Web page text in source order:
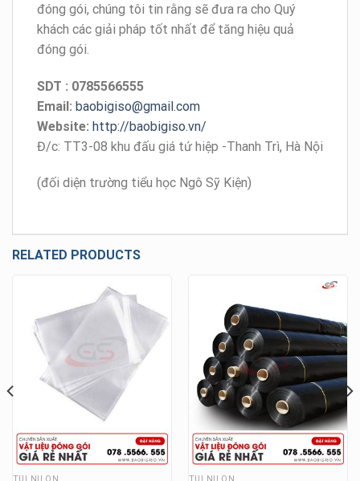
đóng gói, chúng tôi tin rằng sẽ đưa ra cho Quý
khách các giải pháp tốt nhất để tăng hiệu quả
đóng gói.
SDT : 0785566555
Email: baobigiso@gmail.com
Website: http://baobigiso.vn/
Đ/c: TT3-08 khu đấu giá tứ hiệp -Thanh Trì, Hà Nội
(đối diện trường tiểu học Ngô Sỹ Kiện)
RELATED PRODUCTS
TÚI NILON TÚI NILON